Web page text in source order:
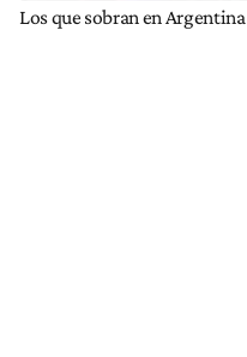
Los que sobran en Argentina